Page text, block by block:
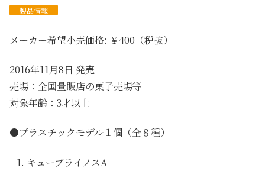
製品情報
メーカー希望小売価格: ￥400（税抜）
2016年11月8日 発売
売場：全国量販店の菓子売場等
対象年齢：3才以上
●プラスチックモデル１個（全８種）
キューブライノスA